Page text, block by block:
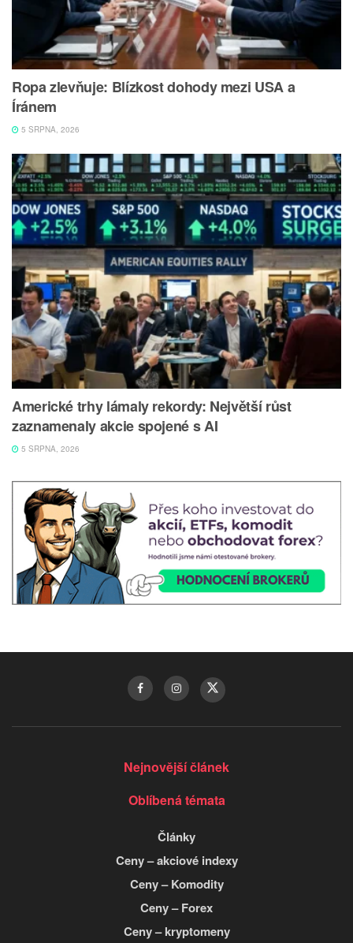
Ropa zlevňuje: Blízkost dohody mezi USA a
Íránem
5 SRPNA, 2026
Americké trhy lámaly rekordy: Největší růst
zaznamenaly akcie spojené s AI
5 SRPNA, 2026
Nejnovější článek
Oblíbená témata
Články
Ceny – akciové indexy
Ceny – Komodity
Ceny – Forex
Ceny – kryptomeny